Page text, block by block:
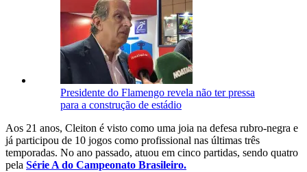
Presidente do Flamengo revela não ter pressa
para a construção de estádio
Aos 21 anos, Cleiton é visto como uma joia na defesa rubro-negra e
já participou de 10 jogos como profissional nas últimas três
temporadas. No ano passado, atuou em cinco partidas, sendo quatro
pela Série A do Campeonato Brasileiro.